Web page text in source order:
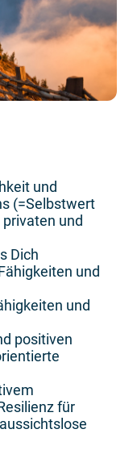
und
(=Selbstwert
und
Dich
und
und
positiven
für